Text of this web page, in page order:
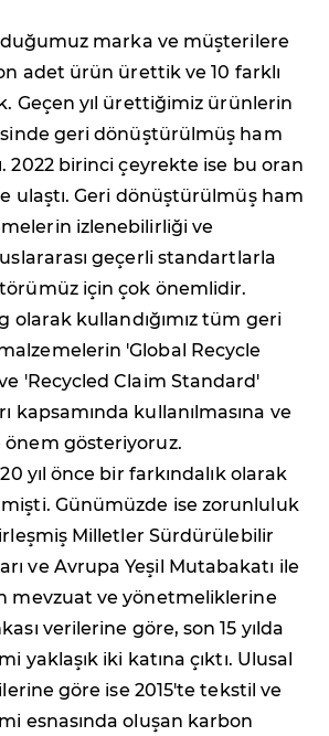
marka ve müşterilere
adet ürün ürettik ve 10 farklı
Geçen yıl ürettiğimiz ürünlerin
geri dönüştürülmüş ham
2022 birinci çeyrekte ise bu oran
ulaştı. Geri dönüştürülmüş ham
izlenebilirliği ve
geçerli standartlarla
için çok önemlidir.
olarak kullandığımız tüm geri
'Global Recycle
'Recycled Claim Standard'
kapsamında kullanılmasına ve
gösteriyoruz.
yıl önce bir farkındalık olarak
Günümüzde ise zorunluluk
Milletler Sürdürülebilir
ve Avrupa Yeşil Mutabakatı ile
mevzuat ve yönetmeliklerine
verilerine göre, son 15 yılda
yaklaşık iki katına çıktı. Ulusal
göre ise 2015'te tekstil ve
esnasında oluşan karbon